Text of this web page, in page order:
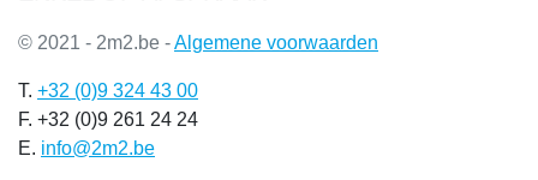
© 2021 - 2m2.be -Algemene voorwaarden
T. +32 (0)9 324 43 00
F. +32 (0)9 261 24 24
E. info@2m2.be